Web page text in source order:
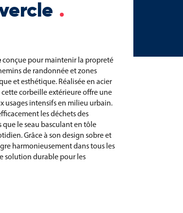
conçue pour maintenir la propreté
de randonnée et zones
et esthétique. Réalisée en acier
corbeille extérieure offre une
usages intensifs en milieu urbain.
les déchets des
le seau basculant en tôle
Grâce à son design sobre et
harmonieusement dans tous les
solution durable pour les